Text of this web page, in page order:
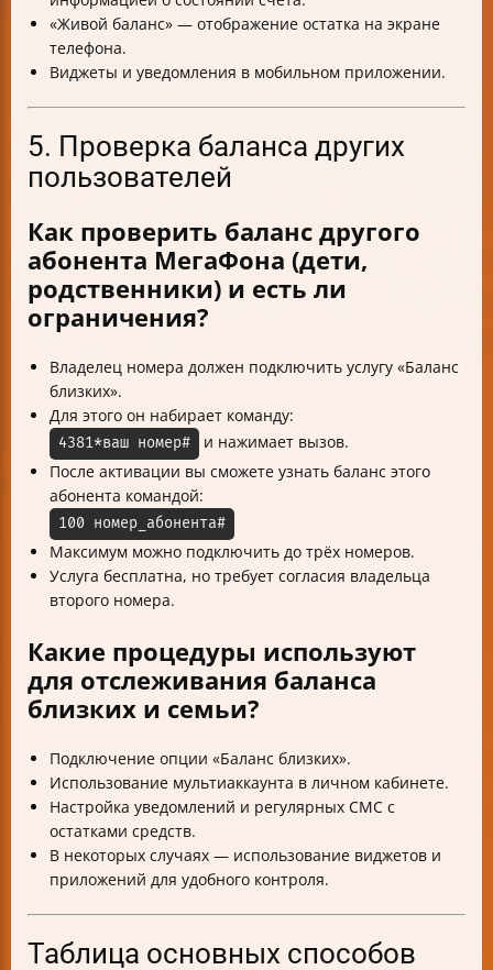
«Живой баланс» — отображение остатка на экране
телефона.
Виджеты и уведомления в мобильном приложении.
5. Проверка баланса других
пользователей
Как проверить баланс другого
абонента МегаФона (дети,
родственники) и есть ли
ограничения?
Владелец номера должен подключить услугу «Баланс
близких».
Для этого он набирает команду:
4381*ваш номер#
и нажимает вызов.
После активации вы сможете узнать баланс этого
абонента командой:
100 номер_абонента#
Максимум можно подключить до трёх номеров.
Услуга бесплатна, но требует согласия владельца
второго номера.
Какие процедуры используют
для отслеживания баланса
близких и семьи?
Подключение опции «Баланс близких».
Использование мультиаккаунта в личном кабинете.
Настройка уведомлений и регулярных СМС с
остатками средств.
В некоторых случаях — использование виджетов и
приложений для удобного контроля.
Таблица основных способов